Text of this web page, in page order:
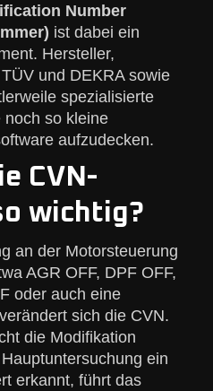
Number
ist dabei ein
Hersteller,
und DEKRA sowie
spezialisierte
noch so kleine
aufzudecken.
CVN-
wichtig?
an der Motorsteuerung
AGR OFF, DPF OFF,
oder auch eine
sich die CVN.
die Modifikation
ein
erkannt, führt das